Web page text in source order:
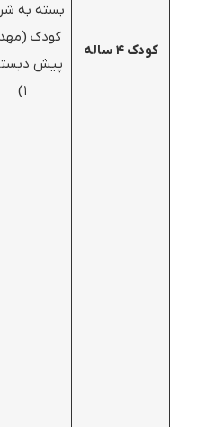
کودک ۴ ساله
بسته به
کودک (مهد
پیش
۱)